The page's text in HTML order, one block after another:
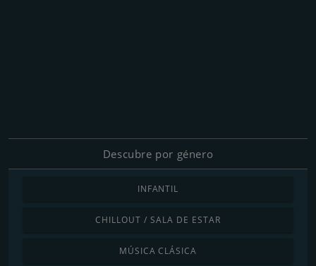
Descubre por género
INFANTIL
CHILLOUT / SALA DE ESTAR
MÚSICA CLÁSICA